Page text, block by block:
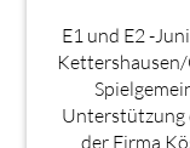
E1 und E2 -
Unterstützung
der Firma